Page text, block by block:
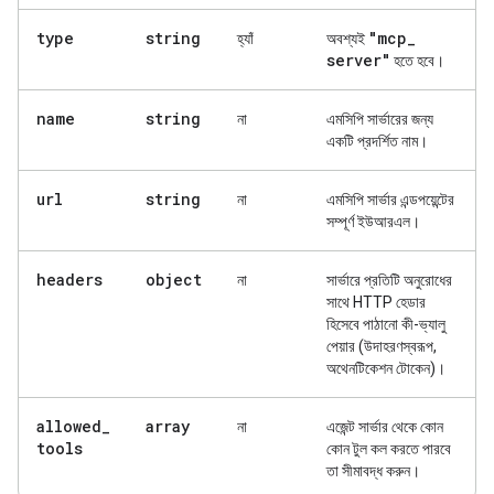
type string হ্যাঁ অবশ্যই "mcp_
server" হতে হবে।
name string না
এমসিপি সার্ভারের জন্য
একটি প্রদর্শিত নাম।
url string না
এমসিপি সার্ভার এন্ডপয়েন্টের
সম্পূর্ণ ইউআরএল।
headers object না
সার্ভারে প্রতিটি অনুরোধের
সাথে HTTP হেডার
হিসেবে পাঠানো কী-ভ্যালু
পেয়ার (উদাহরণস্বরূপ,
অথেনটিকেশন টোকেন)।
allowed_
tools
array না
এজেন্ট সার্ভার থেকে কোন
কোন টুল কল করতে পারবে
তা সীমাবদ্ধ করুন।